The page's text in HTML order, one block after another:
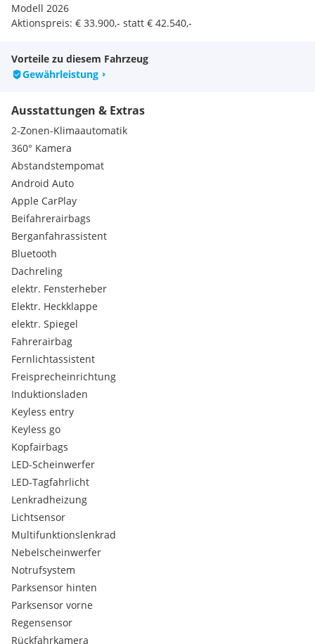
Modell 2026
Aktionspreis: € 33.900,- statt € 42.540,-
Vorteile zu diesem Fahrzeug
Gewährleistung
Ausstattungen & Extras
2-Zonen-Klimaautomatik
360° Kamera
Abstandstempomat
Android Auto
Apple CarPlay
Beifahrerairbags
Berganfahrassistent
Bluetooth
Dachreling
elektr. Fensterheber
Elektr. Heckklappe
elektr. Spiegel
Fahrerairbag
Fernlichtassistent
Freisprecheinrichtung
Induktionsladen
Keyless entry
Keyless go
Kopfairbags
LED-Scheinwerfer
LED-Tagfahrlicht
Lenkradheizung
Lichtsensor
Multifunktionslenkrad
Nebelscheinwerfer
Notrufsystem
Parksensor hinten
Parksensor vorne
Regensensor
Rückfahrkamera